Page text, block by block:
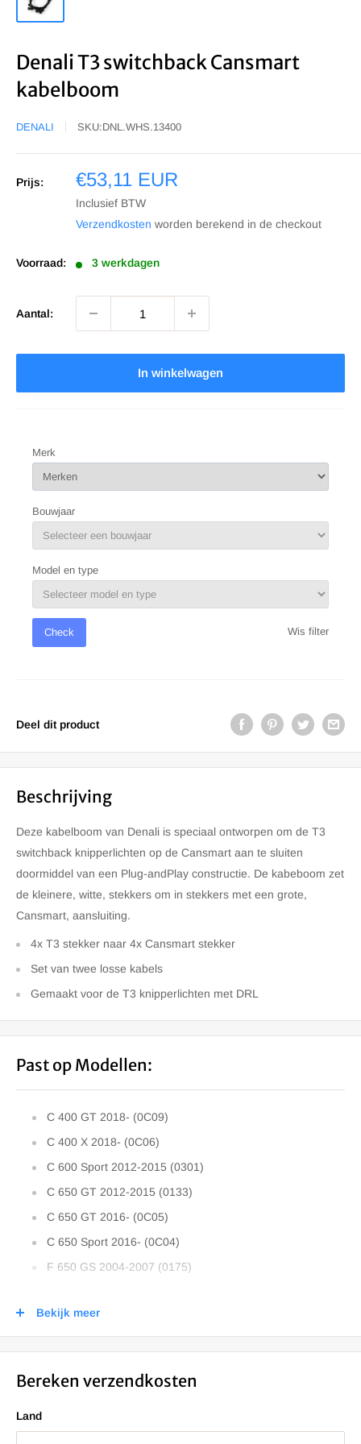
Denali T3 switchback Cansmart
kabelboom
DENALI SKU:DNL.WHS.13400
Prijs:
Sale
prijs
€53,11 EUR
Inclusief BTW
Verzendkosten worden berekend in de checkout
Voorraad: 3 werkdagen
Aantal:
In winkelwagen
Merk
Bouwjaar
Model en type
Check Wis filter
Deel dit product
Beschrijving
Deze kabelboom van Denali is speciaal ontworpen om de T3
switchback knipperlichten op de Cansmart aan te sluiten
doormiddel van een Plug-andPlay constructie. De kabeboom zet
de kleinere, witte, stekkers om in stekkers met een grote,
Cansmart, aansluiting.
4x T3 stekker naar 4x Cansmart stekker
Set van twee losse kabels
Gemaakt voor de T3 knipperlichten met DRL
Past op Modellen:
C 400 GT 2018- (0C09)
C 400 X 2018- (0C06)
C 600 Sport 2012-2015 (0301)
C 650 GT 2012-2015 (0133)
C 650 GT 2016- (0C05)
C 650 Sport 2016- (0C04)
F 650 GS 2004-2007 (0175)
F 650 GS Dakar 2000-2004 (0173)
F 700 GS 2013-2016 (0B01)
Bekijk meer
Bereken verzendkosten
Land